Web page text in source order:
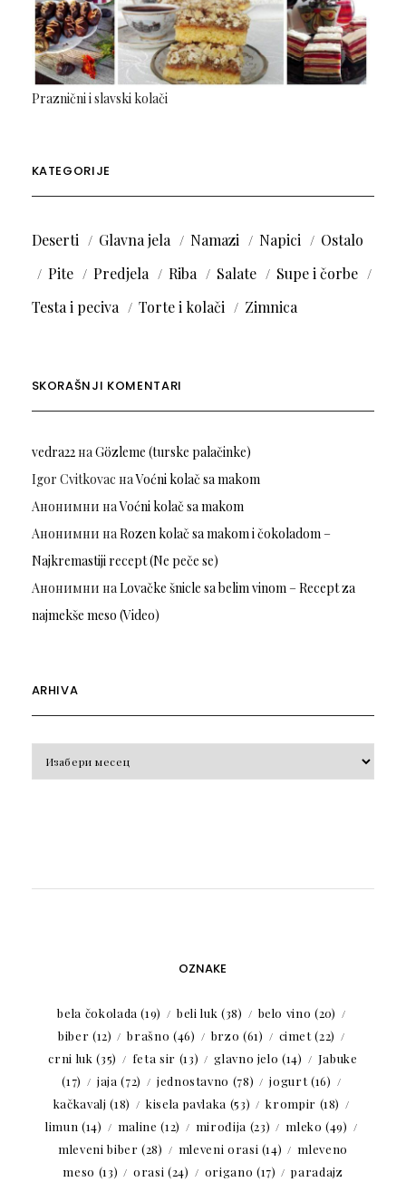
Praznični i slavski kolači
KATEGORIJE
Deserti Glavna jela Namazi Napici
Ostalo
Pite
Predjela Riba Salate
Supe i čorbe
Testa i peciva
Torte i kolači Zimnica
SKORAŠNJI KOMENTARI
vedra22наGözleme (turske palačinke)
Igor Cvitkovac наVoćni kolač sa makom
Анонимни наVoćni kolač sa makom
Анонимни наRozen kolač sa makom i čokoladom –
Najkremastiji recept (Ne peče se)
Анонимни наLovačke šnicle sa belim vinom – Recept za
najmekše meso (Video)
ARHIVA
OZNAKE
bela čokolada (19) beli luk (38) belo vino (20)
biber (12) brašno (46) brzo (61) cimet(22)
crni luk (35) feta sir (13) glavno jelo (14)
Jabuke
(17)
jaja (72) jednostavno (78) jogurt(16)
kačkavalj (18) kisela pavlaka (53) krompir (18)
limun (14) maline (12) mirođija (23) mleko (49)
mleveni biber (28) mleveni orasi (14)
mleveno
meso (13) orasi (24) origano (17) paradajz